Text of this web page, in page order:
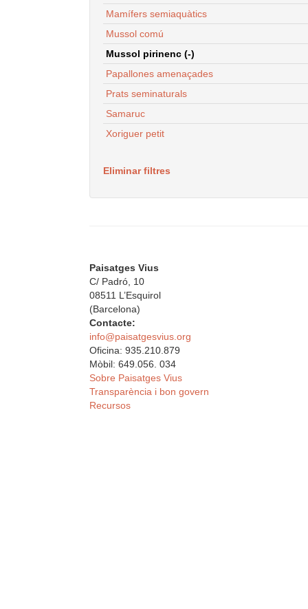
Mamífers semiaquàtics
Mussol comú
Mussol pirinenc (-)
Papallones amenaçades
Prats seminaturals
Samaruc
Xoriguer petit
Eliminar filtres
Paisatges Vius
C/ Padró, 10
08511 L’Esquirol
(Barcelona)
Contacte:
info@paisatgesvius.org
Oficina: 935.210.879
Mòbil: 649.056. 034
Sobre Paisatges Vius
Transparència i bon govern
Recursos